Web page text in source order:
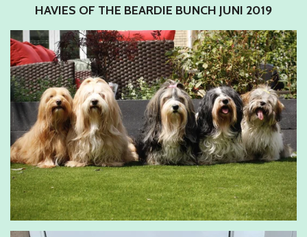
HAVIES OF THE BEARDIE BUNCH JUNI 2019